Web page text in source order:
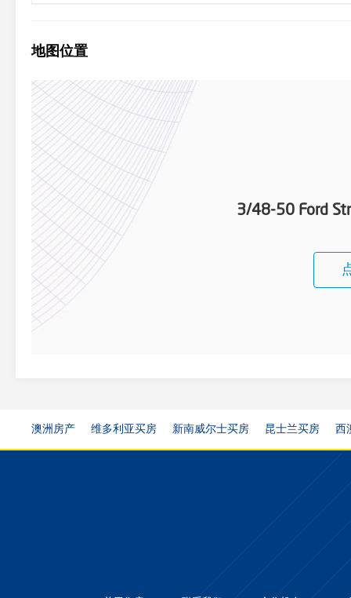
地图位置
3/48-50 Ford
澳洲房产 维多利亚买房 新南威尔士买房 昆士兰买房 西